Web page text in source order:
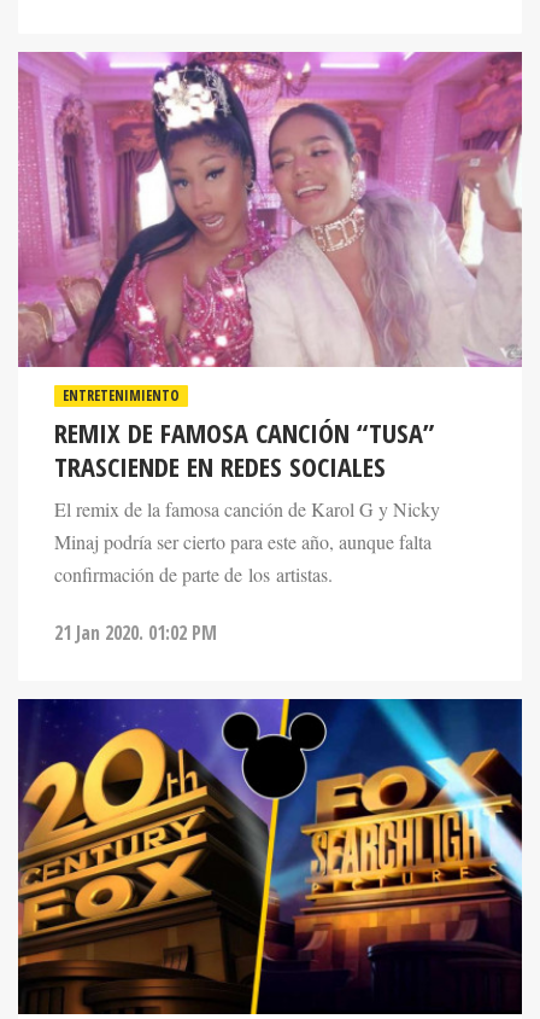
ENTRETENIMIENTO
REMIX DE FAMOSA CANCIÓN “TUSA”
TRASCIENDE EN REDES SOCIALES
El remix de la famosa canción de Karol G y Nicky
Minaj podría ser cierto para este año, aunque falta
confirmación de parte de los artistas.
21 Jan 2020. 01:02 PM